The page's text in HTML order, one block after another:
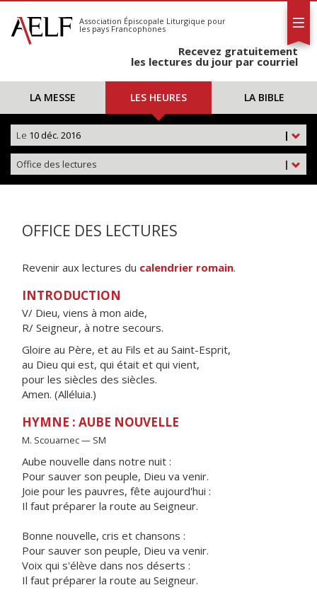
S'abonner
Calendrier
Association Épiscopale Liturgique pour
les pays Francophones
Recevez gratuitement
les lectures du jour par courriel
LA MESSE LES HEURES LA BIBLE
|
Le 10 déc. 2016
|
Office des lectures
OFFICE DES LECTURES
Revenir aux lectures du calendrier romain.
INTRODUCTION
V/ Dieu, viens à mon aide,
R/ Seigneur, à notre secours.
Gloire au Père, et au Fils et au Saint-Esprit,
au Dieu qui est, qui était et qui vient,
pour les siècles des siècles.
Amen. (Alléluia.)
HYMNE : AUBE NOUVELLE
M. Scouarnec — SM
Aube nouvelle dans notre nuit :
Pour sauver son peuple, Dieu va venir.
Joie pour les pauvres, fête aujourd'hui :
Il faut préparer la route au Seigneur.
Bonne nouvelle, cris et chansons :
Pour sauver son peuple, Dieu va venir.
Voix qui s'élève dans nos déserts :
Il faut préparer la route au Seigneur.